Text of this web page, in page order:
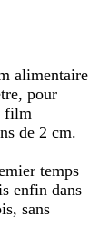
alimentaire
pour
film
de 2 cm.
temps
enfin dans
sans